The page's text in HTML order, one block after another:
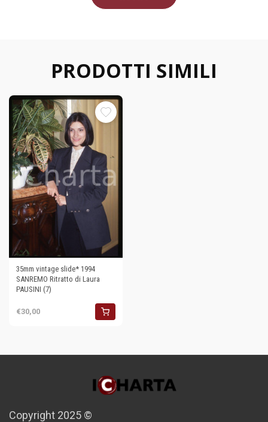
PRODOTTI SIMILI
35mm vintage slide* 1994
SANREMO Ritratto di Laura
PAUSINI (7)
€30,00
Copyright 2025 ©